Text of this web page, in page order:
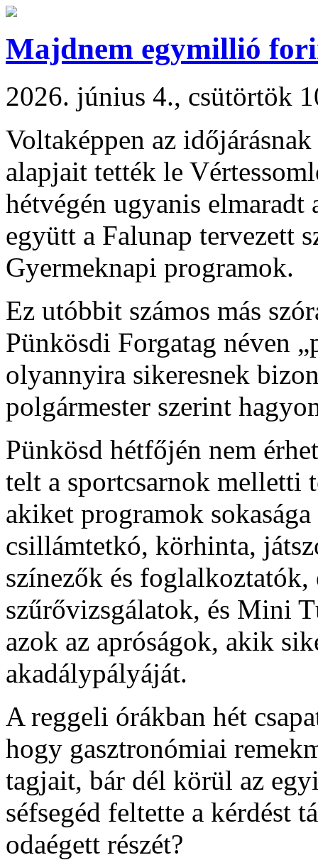
Majdnem egymillió
2026. június 4., csütörtök
Voltaképpen az
alapjait tették le
hétvégén ugyanis elmaradt
együtt a Falunap tervezett
Gyermeknapi programok.
Ez utóbbit számos más
Pünkösdi Forgatag néven
olyannyira sikeresnek
polgármester szerint
Pünkösd hétfőjén nem
telt a sportcsarnok melletti
akiket programok
csillámtetkó, körhinta,
színezők és foglalkoztatók,
szűrővizsgálatok, és Mini
azok az apróságok, akik
akadálypályáját.
A reggeli órákban hét
hogy gasztronómiai
tagjait, bár dél körül az
séfsegéd feltette a kérdést
odaégett részét?